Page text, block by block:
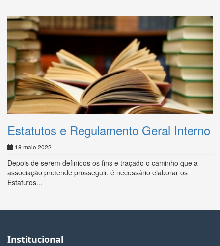
Estatutos e Regulamento Geral Interno
18 maio 2022
Depois de serem definidos os fins e traçado o caminho que a
associação pretende prosseguir, é necessário elaborar os
Estatutos...
Institucional